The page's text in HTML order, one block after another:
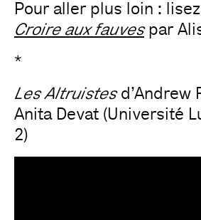
Pour aller plus loin :
Croire aux fauvespar
*
Les Altruistesd’Andrew
Anita Devat (Université
2)